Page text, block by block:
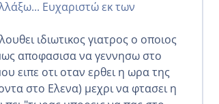
Ευχαριστώ εκ των
ιδιωτικος γιατρος ο οποιος
αποφασισα να γεννησω στο
ειπε οτι οταν ερθει η ωρα της
στο Ελενα) μεχρι να φτασει η